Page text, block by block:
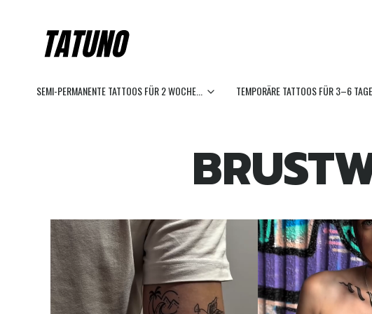
SEMI-PERMANENTE TATTOOS FÜR 2 WOCHE... TEMPORÄRE TATTOOS FÜR 3–6 TAGE